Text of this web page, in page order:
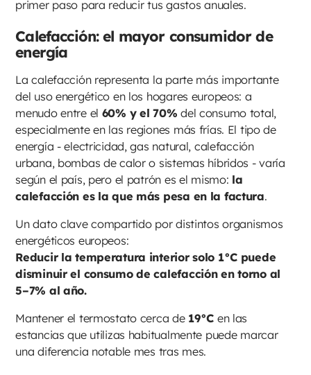
primer paso para reducir tus gastos anuales.
Calefacción: el mayor consumidor de
energía
La calefacción representa la parte más importante
del uso energético en los hogares europeos: a
menudo entre el 60% y el 70% del consumo total,
especialmente en las regiones más frías. El tipo de
energía - electricidad, gas natural, calefacción
urbana, bombas de calor o sistemas híbridos - varía
según el país, pero el patrón es el mismo: la
calefacción es la que más pesa en la factura.
Un dato clave compartido por distintos organismos
energéticos europeos:
Reducir la temperatura interior solo 1°C puede
disminuir el consumo de calefacción en torno al
5–7% al año.
Mantener el termostato cerca de 19°C en las
estancias que utilizas habitualmente puede marcar
una diferencia notable mes tras mes.